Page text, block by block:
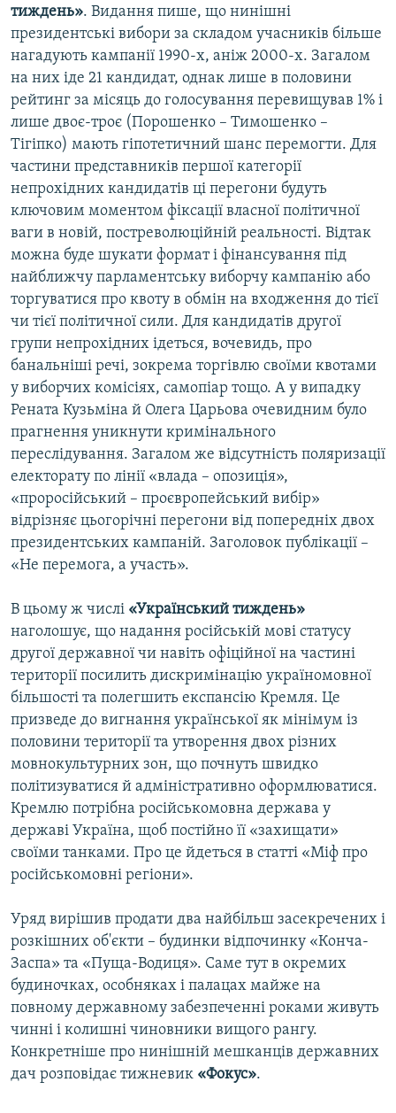
тиждень». Видання пише, що нинішні
президентські вибори за складом учасників більше
нагадують кампанії 1990-х, аніж 2000-х. Загалом
на них іде 21 кандидат, однак лише в половини
рейтинг за місяць до голосування перевищував 1% і
лише двоє-троє (Порошенко – Тимошенко –
Тігіпко) мають гіпотетичний шанс перемогти. Для
частини представників першої категорії
непрохідних кандидатів ці перегони будуть
ключовим моментом фіксації власної політичної
ваги в новій, постреволюційній реальності. Відтак
можна буде шукати формат і фінансування під
найближчу парламентську виборчу кампанію або
торгуватися про квоту в обмін на входження до тієї
чи тієї політичної сили. Для кандидатів другої
групи непрохідних ідеться, вочевидь, про
банальніші речі, зокрема торгівлю своїми квотами
у виборчих комісіях, самопіар тощо. А у випадку
Рената Кузьміна й Олега Царьова очевидним було
прагнення уникнути кримінального
переслідування. Загалом же відсутність поляризації
електорату по лінії «влада – опозиція»,
«проросійський – проєвропейський вибір»
відрізняє цьогорічні перегони від попередніх двох
президентських кампаній. Заголовок публікації –
«Не перемога, а участь».
В цьому ж числі «Український тиждень»
наголошує, що надання російській мові статусу
другої державної чи навіть офіційної на частині
території посилить дискримінацію україномовної
більшості та полегшить експансію Кремля. Це
призведе до вигнання української як мінімум із
половини території та утворення двох різних
мовнокультурних зон, що почнуть швидко
політизуватися й адміністративно оформлюватися.
Кремлю потрібна російськомовна держава у
державі Україна, щоб постійно її «захищати»
своїми танками. Про це йдеться в статті «Міф про
російськомовні регіони».
Уряд вирішив продати два найбільш засекречених і
розкішних об'єкти – будинки відпочинку «Конча-
Заспа» та «Пуща-Водиця». Саме тут в окремих
будиночках, особняках і палацах майже на
повному державному забезпеченні роками живуть
чинні і колишні чиновники вищого рангу.
Конкретніше про нинішній мешканців державних
дач розповідає тижневик «Фокус».